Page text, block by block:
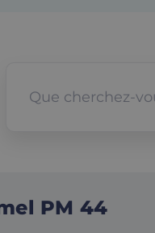
PM 44